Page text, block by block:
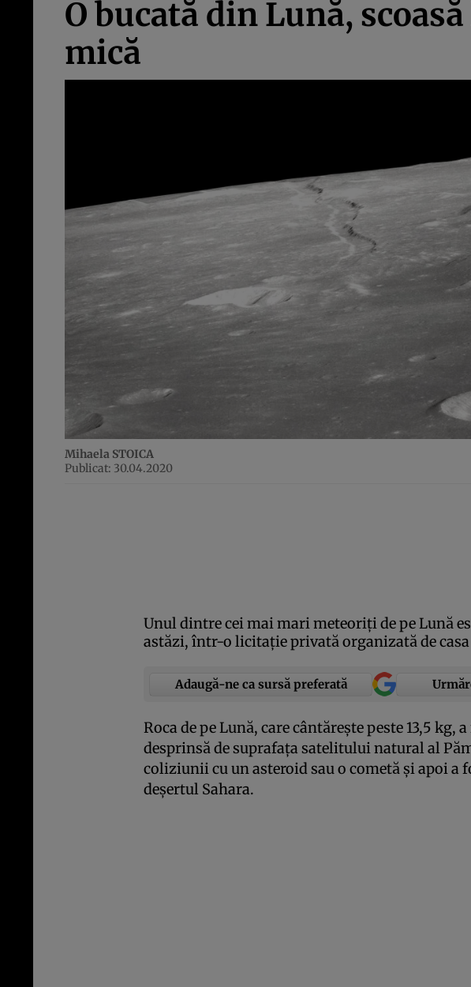
O bucată din Lună,
mică
Mihaela STOICA
Publicat: 30.04.2020
Unul dintre cei mai mari meteoriţi de pe Lună
astăzi, într-o licitaţie privată organizată de
Adaugă-ne ca sursă preferată
Roca de pe Lună, care cântăreşte peste 13,5 kg,
desprinsă de suprafaţa satelitului natural al
coliziunii cu un asteroid sau o cometă şi apoi a
deşertul Sahara.